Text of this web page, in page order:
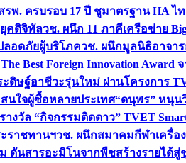
รพ. ครบรอบ 17 ปี ชูมาตรฐาน HA ไ
คดิจิทัลวช. ผนึก 11 ภาคีเครือข่าย
ลอดภัยผู้บริโภควช. ผนึกมูลนิธิอาจา
Best Foreign Innovation Award
ดิษฐ์อาชีวะรุ่นใหม่ ผ่านโครงการ
นใจผู้ซื้อหลายประเทศ“ดนุพร” หนุน
วัล “กิจกรรมติดดาว” TVET
ราชทานฯวช. ผนึกสมาคมกีฬาเครื่อ
ดันสารอะมิโนจากพืชสร้างรายได้สู่